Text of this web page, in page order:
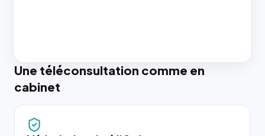
Une téléconsultation comme en
cabinet